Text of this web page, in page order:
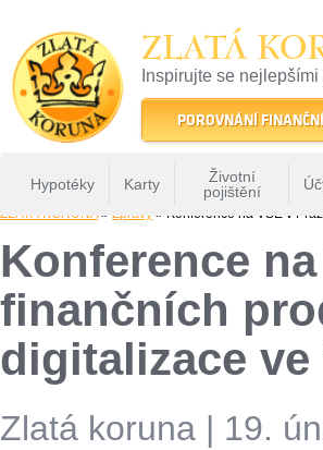
ZLATÁ
Inspirujte se
22 let tradice a kvality
POROVNÁNÍ
Hypotéky Karty
Životní
pojištění
ZLATÁ KORUNA» Zprávy » Konference na VŠE v
Konference
finančních
digitalizace
Zlatá koruna | 19.